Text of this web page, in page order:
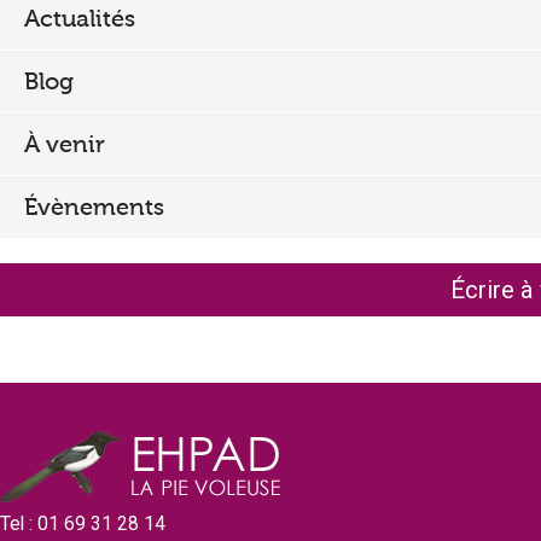
h
Actualités
Blog
À venir
Évènements
Écrire
Tel : 01 69 31 28 14